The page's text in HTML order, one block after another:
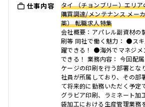
仕事内容
タイ （チョンブリー）エリ
購買調達/メンテナンス メー
薬） 転職求人特集
会社概要：アパレル副資材の
刷等 同社で働く魅力： ●ス
躍できる！ ●海外でマネジメ
できる！ 業務内容： 今回配
ケージの印刷を行う部署とな
社員が所属しており、その部
て将来的に勤務いただく予定
グラビア印刷、ラミネート加
袋加工における生産管理業務